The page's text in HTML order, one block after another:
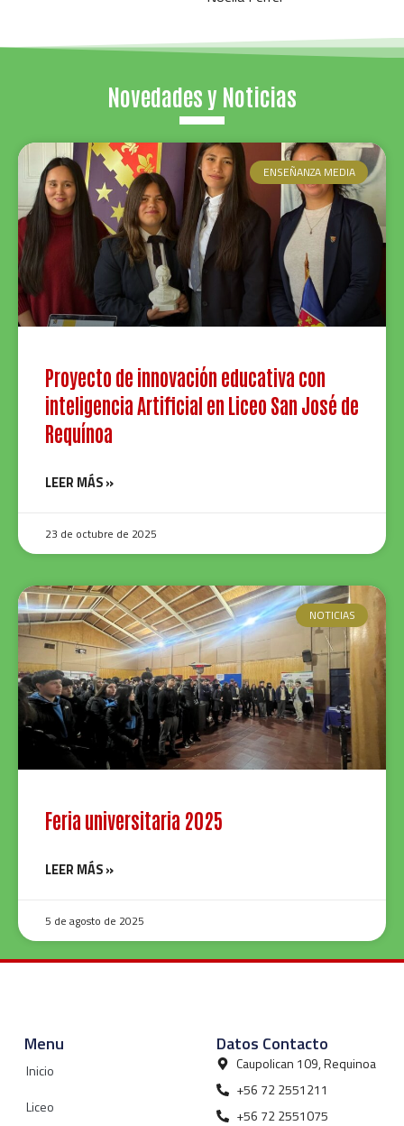
Novedades y Noticias
ENSEÑANZA MEDIA
Proyecto de innovación educativa con
inteligencia Artificial en Liceo San José de
Requínoa
LEER MÁS »
23 de octubre de 2025
NOTICIAS
Feria universitaria 2025
LEER MÁS »
5 de agosto de 2025
Menu
Inicio
Liceo
Datos Contacto
Caupolican 109, Requinoa
+56 72 2551211
+56 72 2551075